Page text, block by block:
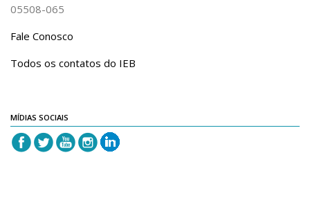
IEB Library
IEB Visual Arts Collection
Journal [RIEB]
Post-doc / Researchers
Contact US
05508-065
Fale Conosco
Todos os contatos do IEB
MÍDIAS SOCIAIS